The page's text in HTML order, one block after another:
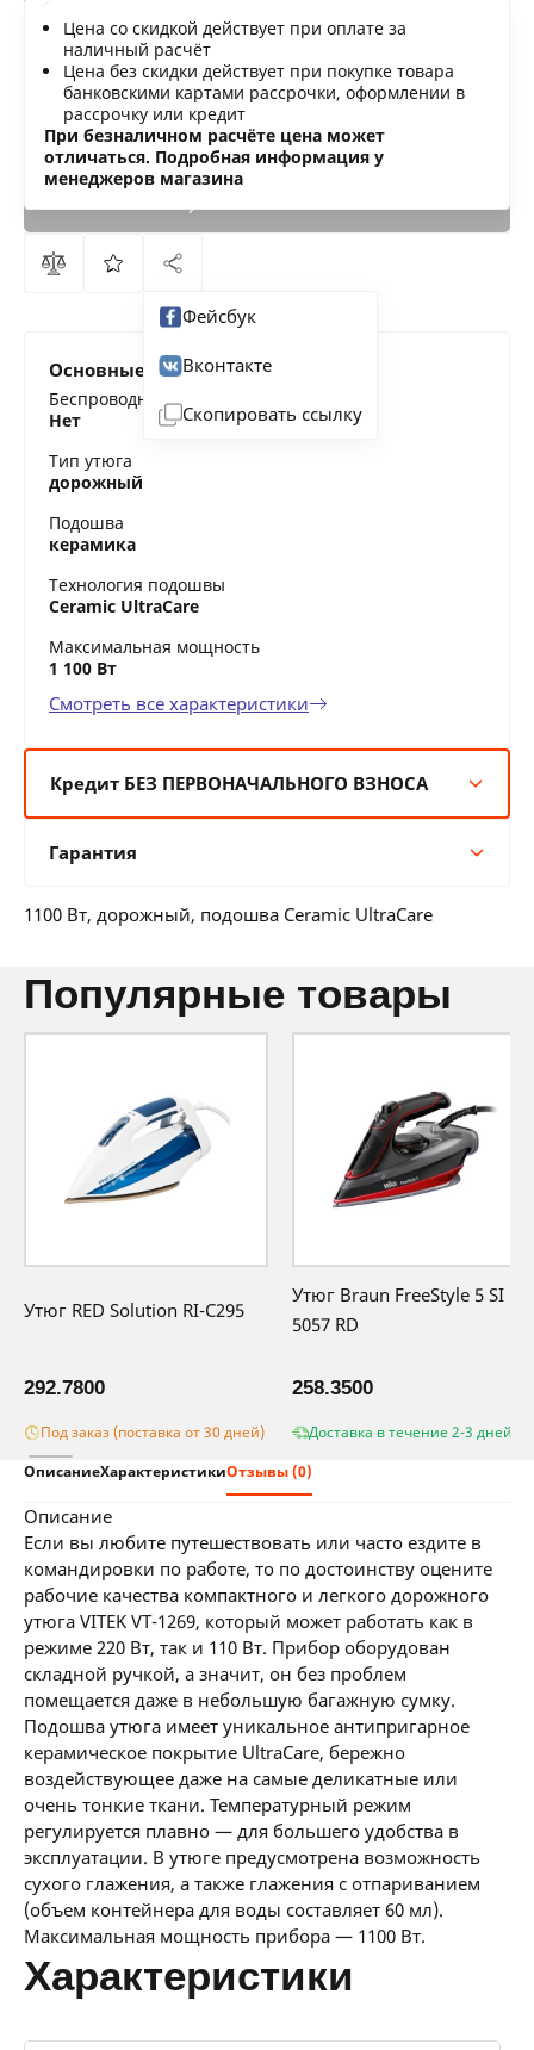
Цена со скидкой действует при оплате за
наличный расчёт
Цена без скидки действует при покупке товара
банковскими картами рассрочки, оформлении в
рассрочку или кредит
При безналичном расчёте цена может
отличаться. Подробная информация у
менеджеров магазина
Нашли дешевле?
Фейсбук
Вконтакте
Скопировать ссылку
Основные характеристики
Беспроводной утюг
Нет
Тип утюга
дорожный
Подошва
керамика
Технология подошвы
Ceramic UltraCare
Максимальная мощность
1 100 Вт
Смотреть все характеристики
Кредит БЕЗ ПЕРВОНАЧАЛЬНОГО ВЗНОСА
12 мес:5 BYN/мес
36 мес:2 BYN/мес
Гарантия
12 месяцев официальной гарантии от
1100 Вт, дорожный, подошва Ceramic UltraCare
популярные товары
Утюг RED Solution RI-C295
292.7800
Под заказ (поставка от 30 дней)
Утюг Braun FreeStyle 5 SI
5057 RD
258.3500
Доставка в течение 2-3 дней
ОписаниеХарактеристикиОтзывы (0)
описание
Если вы любите путешествовать или часто ездите в
командировки по работе, то по достоинству оцените
рабочие качества компактного и легкого дорожного
утюга VITEK VT-1269, который может работать как в
режиме 220 Вт, так и 110 Вт. Прибор оборудован
складной ручкой, а значит, он без проблем
помещается даже в небольшую багажную сумку.
Подошва утюга имеет уникальное антипригарное
керамическое покрытие UltraCare, бережно
воздействующее даже на самые деликатные или
очень тонкие ткани. Температурный режим
регулируется плавно — для большего удобства в
эксплуатации. В утюге предусмотрена возможность
сухого глажения, а также глажения с отпариванием
(объем контейнера для воды составляет 60 мл).
Максимальная мощность прибора — 1100 Вт.
характеристики